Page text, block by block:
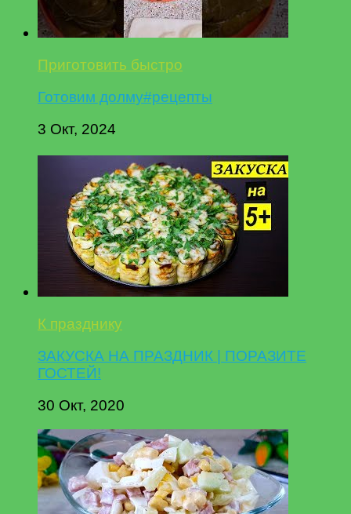
Приготовить быстро
Готовим долму#рецепты
3 Окт, 2024
К празднику
ЗАКУСКА НА ПРАЗДНИК | ПОРАЗИТЕ
ГОСТЕЙ!
30 Окт, 2020